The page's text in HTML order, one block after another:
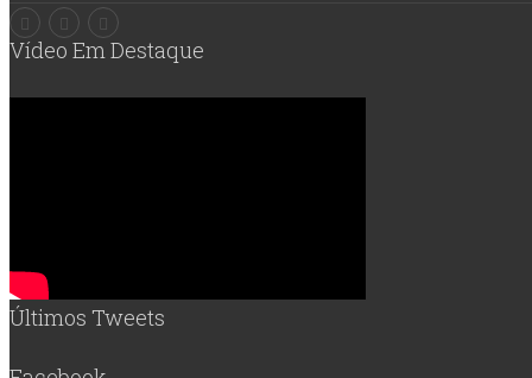
Vídeo Em Destaque
Últimos Tweets